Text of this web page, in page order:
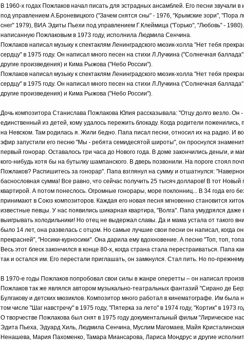
В 1960-х годах Пожлаков начал писать для эстрадных ансамблей. Его песни звучали
под управлением А.Броневицкого ("Зачем снятся сны" - 1976, "Крымские зори", "Пора
снег" 1979), ВИА Эдиты Пьехи под управлением Г.Клеймица ("Горько", "Любовь" -
написанную Пожлаковым в 1973 году, исполнила Людмила Сенчина.
Пожлаков написал музыку к спектаклям Ленинградского мюзик-холла "Нет тебя
сердцу" в 1975 году. Он написал много песен на стихи Л.Лучкина ("Солнечная
другие произведения) и Кима Рыжова ("Небо России").
Пожлаков написал музыку к спектаклям Ленинградского мюзик-холла "Нет тебя
сердцу" в 1975 году. Он написал много песен на стихи Л.Лучкина ("Солнечная
другие произведения) и Кима Рыжова ("Небо России").
Дочь композитора Станислава Пожлакова Юлия рассказывала: "Отцу долго везло. Он
единственный из детей, кому удалось пережить блокаду. Когда родители
на Невском. Там родилась я. Жили бедно. Папа писал песни, относил их на радио. И
эфир запустили его песню "Мы - ребята семидесятой широты", он проснулся
первый гонорар. Оставалось три часа до Нового года. В доме закончились деньги, и
кого-нибудь хотя бы на бутылку шампанского. В дверь позвонили. На пороге стоял
Пожлаков? Распишитесь за гонорар". Папа взглянул на сумму и отшатнулся:
баснословная сумма! Все равно, что сейчас получить 25 тысяч долларов! В тот Новый
квартирой. А потом понеслось. Огромные гонорары, море поклонниц... В 34 года его
принимают в Союз композиторов. Каждая его новая песня мгновенно становится
известные певцы. У нас появились шикарная квартира, "Волга". Папа умудрялся
выигрывать холодильники! Но отец не выдержал славы. Да и мама устала от такого
было 14 лет, она развелась с отцом. Но самые лучшие свои песни он написал, когда
прекрасней", "Носики-курносики". Она дарила ему вдохновение. А песню "Топ, топ,
Весь этот блеск закончился в конце 80-х, когда страна стала перестраиваться. Папа
так и остался им. Его перестали приглашать, он замкнулся. Стал пить. Но по-
В 1970-е годы Пожлаков попробовал свои силы в жанре оперетты – он написал
Пожлаков так же являлся автором музыкально-театральных фантазий "Сирано де
Булгакову и детских мюзиклов. Композитор много работал в кинематографе. Им была
том числе "Шаг навстречу" в 1975 году, "Пятерка за лето" в 1974 году, "Кортик" в 1973
О творчестве Пожлакова был снят в 1975 году документальный фильм "Лирическое
Эдита Пьеха, Эдуард Хиль, Людмила Сенчина, Муслим Магомаев, Майя
Ненашева, Мария Пахоменко, Тамара Миансарова, Лариса Мондрус и другие